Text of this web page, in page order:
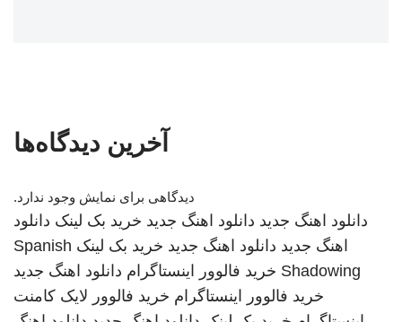
آخرین دیدگاه‌ها
دیدگاهی برای نمایش وجود ندارد.
دانلود اهنگ جدید دانلود اهنگ جدید خرید بک لینک دانلود
اهنگ جدید دانلود اهنگ جدید خرید بک لینک Spanish
Shadowing خرید فالوور اینستاگرام دانلود اهنگ جدید
خرید فالوور اینستاگرام خرید فالوور لایک کامنت